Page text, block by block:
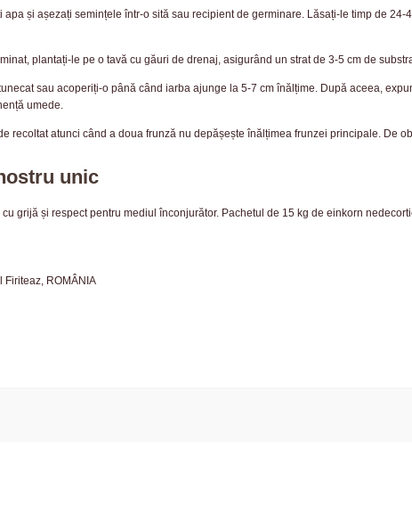
apa și așezați semințele într-o sită sau recipient de germinare. Lăsați-le timp de
plantați-le pe o tavă cu găuri de drenaj, asigurând un strat de 3-5 cm de
sau acoperiți-o până când iarba ajunge la 5-7 cm înălțime. După aceea,
umede.
recoltat atunci când a doua frunză nu depășește înălțimea frunzei principale. De
unic
grijă și respect pentru mediul înconjurător. Pachetul de 15 kg de einkorn
Firiteaz, ROMÂNIA